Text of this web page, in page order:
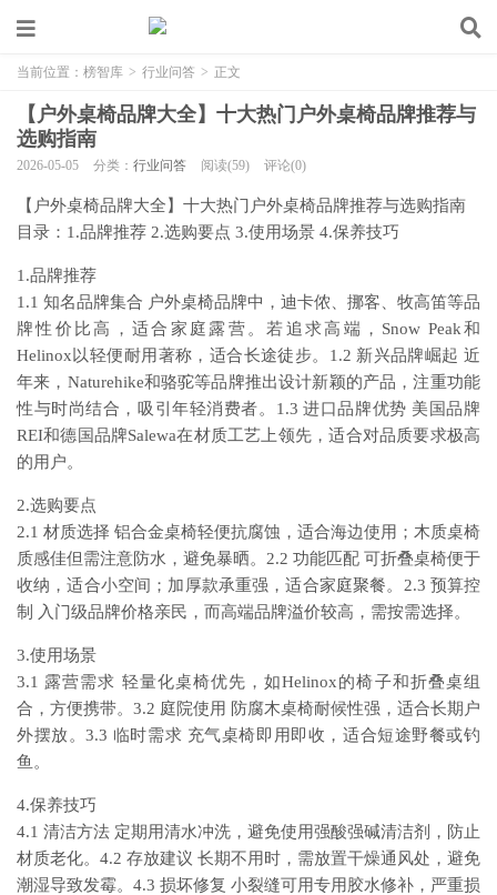
当前位置： 榜智库 > 行业问答 > 正文
【户外桌椅品牌大全】十大热门户外桌椅品牌推荐与
选购指南
2026-05-05 分类： 行业问答 阅读(59) 评论(0)
【户外桌椅品牌大全】十大热门户外桌椅品牌推荐与选购指南
目录：1.品牌推荐 2.选购要点 3.使用场景 4.保养技巧
1.品牌推荐
1.1 知名品牌集合 户外桌椅品牌中，迪卡侬、挪客、牧高笛等品
牌性价比高，适合家庭露营。若追求高端，Snow Peak和
Helinox以轻便耐用著称，适合长途徒步。1.2 新兴品牌崛起 近
年来，Naturehike和骆驼等品牌推出设计新颖的产品，注重功能
性与时尚结合，吸引年轻消费者。1.3 进口品牌优势 美国品牌
REI和德国品牌Salewa在材质工艺上领先，适合对品质要求极高
的用户。
2.选购要点
2.1 材质选择 铝合金桌椅轻便抗腐蚀，适合海边使用；木质桌椅
质感佳但需注意防水，避免暴晒。2.2 功能匹配 可折叠桌椅便于
收纳，适合小空间；加厚款承重强，适合家庭聚餐。2.3 预算控
制 入门级品牌价格亲民，而高端品牌溢价较高，需按需选择。
3.使用场景
3.1 露营需求 轻量化桌椅优先，如Helinox的椅子和折叠桌组
合，方便携带。3.2 庭院使用 防腐木桌椅耐候性强，适合长期户
外摆放。3.3 临时需求 充气桌椅即用即收，适合短途野餐或钓
鱼。
4.保养技巧
4.1 清洁方法 定期用清水冲洗，避免使用强酸强碱清洁剂，防止
材质老化。4.2 存放建议 长期不用时，需放置干燥通风处，避免
潮湿导致发霉。4.3 损坏修复 小裂缝可用专用胶水修补，严重损